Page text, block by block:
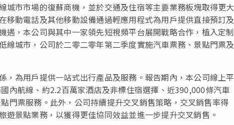
市市場的復蘇商機，並於交通及住宿等主要業務板塊取得更大
移動電話及其他移動設備通過輕應用程式為用戶提供直接預訂及
，本公司與其中一家領先短視頻平台展開戰略合作，植入定制
線城市，公司於二零二零年第二季度實施汽車票務、景點門票及
，為用戶提供一站式出行產品及服務。報告期內，本公司線上平
內航線、約2.2百萬家酒店及非標住宿選擇、近390,000條汽車
門票服務。此外，公司持續提升交叉銷售策略，交叉銷售率得
景點業務，以獲得更佳協同效益並進一步提升交叉銷售。